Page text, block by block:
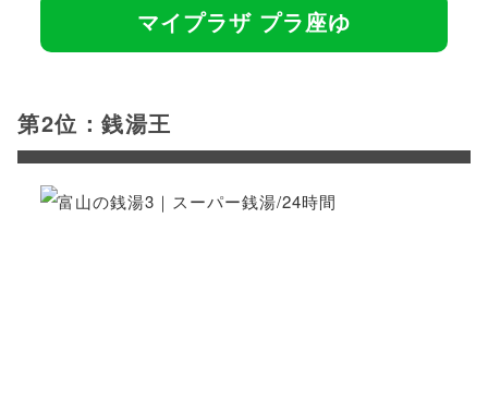
マイプラザ プラ座ゆ
第2位：銭湯王